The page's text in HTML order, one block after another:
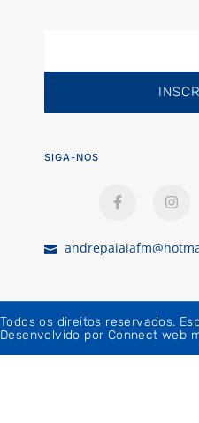
SIGA-NOS
Todos os direitos reservados.
Desenvolvido por Connect web